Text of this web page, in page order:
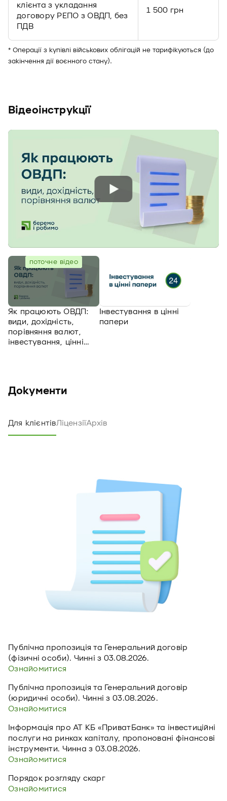
клієнта з укладання
договору РЕПО з ОВДП, без
ПДВ
1 500 грн
* Операції з купівлі військових облігацій не тарифікуються (до
закінчення дії воєнного стану).
Відеоінструкції
поточне відео
Як працюють ОВДП:
види, дохідність,
порівняння валют,
інвестування, цінні
Інвестування в цінні
папери
Документи
Для клієнтівЛіцензіїАрхів
Публічна пропозиція та Генеральний договір
(фізичні особи). Чинні з 03.08.2026.
Ознайомитися
Публічна пропозиція та Генеральний договір
(юридичні особи). Чинні з 03.08.2026.
Ознайомитися
Інформація про АТ КБ «ПриватБанк» та інвестиційні
послуги на ринках капіталу, пропоновані фінансові
інструменти. Чинна з 03.08.2026.
Ознайомитися
Порядок розгляду скарг
Ознайомитися